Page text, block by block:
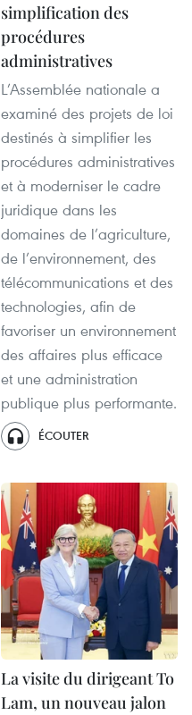
simplification des
procédures
administratives
L’Assemblée nationale a
examiné des projets de loi
destinés à simplifier les
procédures administratives
et à moderniser le cadre
juridique dans les
domaines de l’agriculture,
de l’environnement, des
télécommunications et des
technologies, afin de
favoriser un environnement
des affaires plus efficace
et une administration
publique plus performante.
ÉCOUTER
La visite du dirigeant To
Lam, un nouveau jalon